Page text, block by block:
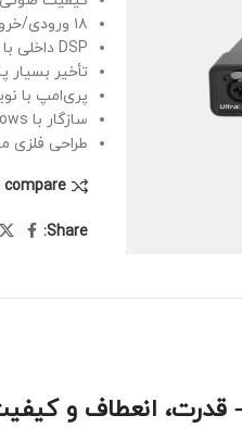
۱۸ ورودی/خروجی حرفه‌ای
DSP داخلی با میکسر و افکت‌های EQ، کمپرسور و ریورب
تأخیر بسیار
پری‌امپ با
سازگار با Mac, Windows و iOS
طراحی فلزی
Share: